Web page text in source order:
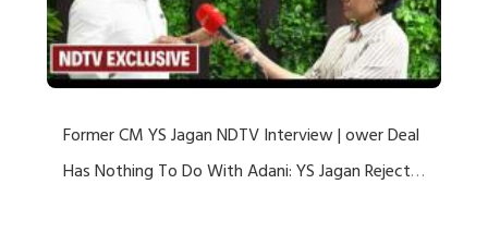
Former CM YS Jagan NDTV Interview | ower Deal
Has Nothing To Do With Adani: YS Jagan Rejects